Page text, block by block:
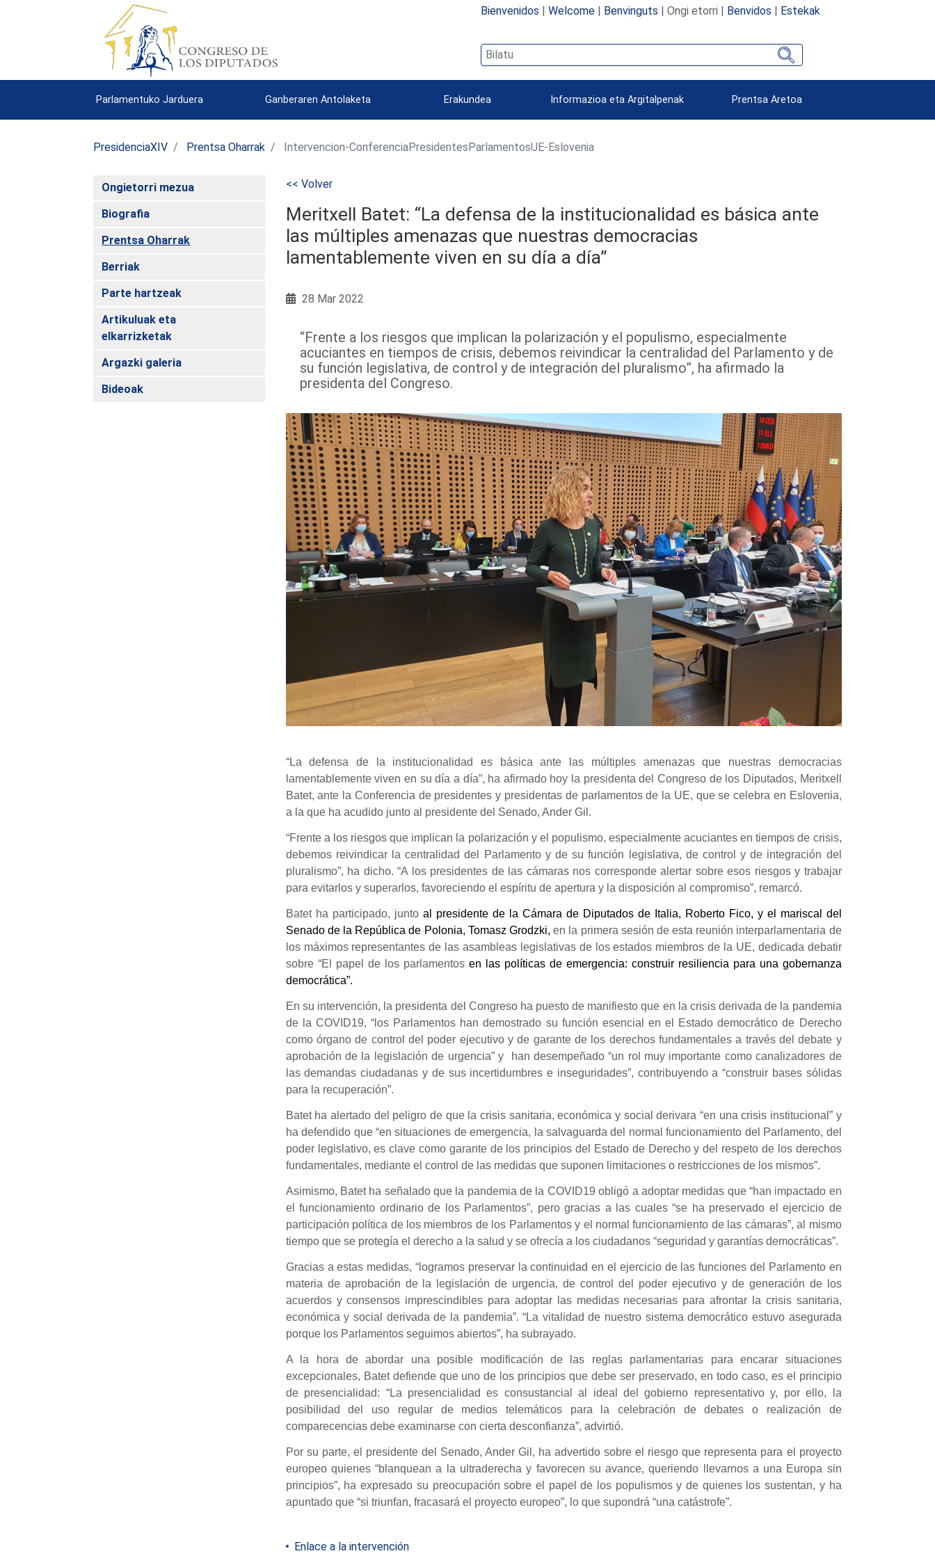
Bienvenidos | Welcome| Benvinguts | Ongi etorri | Benvidos | Estekak
Parlamentuko Jarduera Ganberaren Antolaketa Erakundea Informazioa eta Argitalpenak Prentsa Aretoa
PresidenciaXIV Prentsa Oharrak Intervencion-ConferenciaPresidentesParlamentosUE-Eslovenia
Ongietorri mezua
Biografia
Prentsa Oharrak
Berriak
Parte hartzeak
Artikuluak eta
elkarrizketak
Argazki galeria
Bideoak
<< Volver
Meritxell Batet: “La defensa de la institucionalidad es básica ante
las múltiples amenazas que nuestras democracias
lamentablemente viven en su día a día”
28 Mar 2022
“Frente a los riesgos que implican la polarización y el populismo, especialmente
acuciantes en tiempos de crisis, debemos reivindicar la centralidad del Parlamento y de
su función legislativa, de control y de integración del pluralismo”, ha afirmado la
presidenta del Congreso.
“La defensa de la institucionalidad es básica ante las múltiples amenazas que nuestras democracias
lamentablemente viven en su día a día”, ha afirmado hoy la presidenta del Congreso de los Diputados, Meritxell
Batet, ante la Conferencia de presidentes y presidentas de parlamentos de la UE, que se celebra en Eslovenia,
a la que ha acudido junto al presidente del Senado, Ander Gil.
“Frente a los riesgos que implican la polarización y el populismo, especialmente acuciantes en tiempos de crisis,
debemos reivindicar la centralidad del Parlamento y de su función legislativa, de control y de integración del
pluralismo”, ha dicho. “A los presidentes de las cámaras nos corresponde alertar sobre esos riesgos y trabajar
para evitarlos y superarlos, favoreciendo el espíritu de apertura y la disposición al compromiso”, remarcó.
Batet ha participado, junto al presidente de la Cámara de Diputados de Italia, Roberto Fico, y el mariscal del
Senado de la República de Polonia, Tomasz Grodzki,en la primera sesión de esta reunión interparlamentaria de
los máximos representantes de las asambleas legislativas de los estados miembros de la UE, dedicada debatir
sobre “El papel de los parlamentos en las políticas de emergencia: construir resiliencia para una gobernanza
democrática”.
En su intervención, la presidenta del Congreso ha puesto de manifiesto que en la crisis derivada de la pandemia
de la COVID19, “los Parlamentos han demostrado su función esencial en el Estado democrático de Derecho
como órgano de control del poder ejecutivo y de garante de los derechos fundamentales a través del debate y
aprobación de la legislación de urgencia” y han desempeñado “un rol muy importante como canalizadores de
las demandas ciudadanas y de sus incertidumbres e inseguridades”, contribuyendo a “construir bases sólidas
para la recuperación”.
Batet ha alertado del peligro de que la crisis sanitaria, económica y social derivara “en una crisis institucional” y
ha defendido que “en situaciones de emergencia, la salvaguarda del normal funcionamiento del Parlamento, del
poder legislativo, es clave como garante de los principios del Estado de Derecho y del respeto de los derechos
fundamentales, mediante el control de las medidas que suponen limitaciones o restricciones de los mismos”.
Asimismo, Batet ha señalado que la pandemia de la COVID19 obligó a adoptar medidas que “han impactado en
el funcionamiento ordinario de los Parlamentos”, pero gracias a las cuales “se ha preservado el ejercicio de
participación política de los miembros de los Parlamentos y el normal funcionamiento de las cámaras”, al mismo
tiempo que se protegía el derecho a la salud y se ofrecía a los ciudadanos “seguridad y garantías democráticas”.
Gracias a estas medidas, “logramos preservar la continuidad en el ejercicio de las funciones del Parlamento en
materia de aprobación de la legislación de urgencia, de control del poder ejecutivo y de generación de los
acuerdos y consensos imprescindibles para adoptar las medidas necesarias para afrontar la crisis sanitaria,
económica y social derivada de la pandemia”. “La vitalidad de nuestro sistema democrático estuvo asegurada
porque los Parlamentos seguimos abiertos”, ha subrayado.
A la hora de abordar una posible modificación de las reglas parlamentarias para encarar situaciones
excepcionales, Batet defiende que uno de los principios que debe ser preservado, en todo caso, es el principio
de presencialidad: “La presencialidad es consustancial al ideal del gobierno representativo y, por ello, la
posibilidad del uso regular de medios telemáticos para la celebración de debates o realización de
comparecencias debe examinarse con cierta desconfianza”, advirtió.
Por su parte, el presidente del Senado, Ander Gil, ha advertido sobre el riesgo que representa para el proyecto
europeo quienes “blanquean a la ultraderecha y favorecen su avance, queriendo llevarnos a una Europa sin
principios”, ha expresado su preocupación sobre el papel de los populismos y de quienes los sustentan, y ha
apuntado que “si triunfan, fracasará el proyecto europeo”, lo que supondrá “una catástrofe”.
Enlace a la intervención